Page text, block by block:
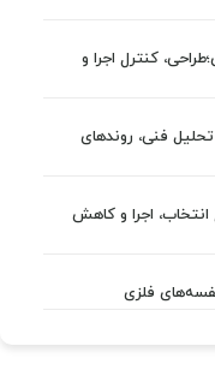
کنترل اجرا و
فنی، روندهای
اجرا و کاهش
فلزی